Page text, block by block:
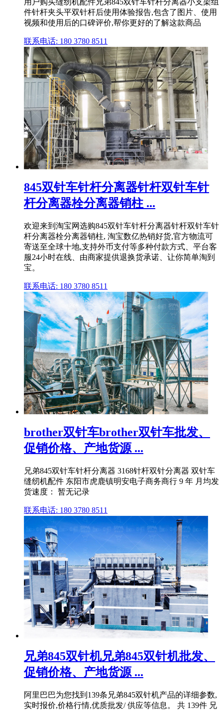
用户购买缝纫机配件兄弟845双针车针杆分离器小支架组
件针杆夹头平双针杆后使用体验报告,包含了图片、使用
视频和使用后的口碑评价,帮你更好的了解这款商品
联系电话: 180 3780 8511
845双针车针杆分离器针杆双针车针
杆分离器栓分离器销柱 ...
欢迎来到淘宝网选购845双针车针杆分离器针杆双针车针
杆分离器栓分离器销柱, 淘宝数亿热销好货,官方物流可
寄送至全球十地,支持外币支付等多种付款方式、平台客
服24小时在线、由商家提供退换货承诺、让你简单淘到
宝。
联系电话: 180 3780 8511
brother双针车brother双针车批发、
促销价格、产地货源 ...
兄弟845双针车针杆分离器 3168针杆双针分离器 双针车
缝纫机配件 东阳市虎鹿镇明安电子商务商行 9 年 月均发
货速度： 暂无记录
联系电话: 180 3780 8511
兄弟845双针机兄弟845双针机批发、
促销价格、产地货源 ...
阿里巴巴为您找到139条兄弟845双针机产品的详细参数,
实时报价,价格行情,优质批发/ 供应等信息。 共 139件 兄